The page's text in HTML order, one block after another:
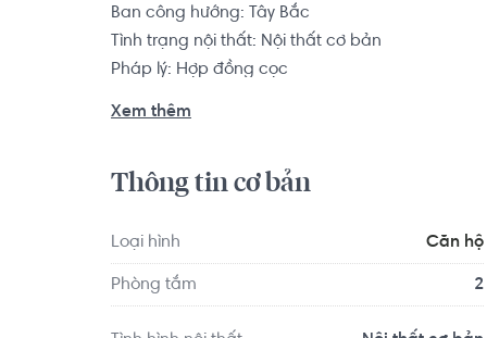
Ban công hướng: Tây Bắc
Tình trạng nội thất: Nội thất cơ bản
Pháp lý: Hợp đồng cọc
phố. Đây là khu vực sầm uất nhất Quận Bình
Centre Point quy tụ hàng loạt phòng giao dịch
bán kính 3km còn tập hợp nhiều địa điểm ăn
cho đến các trung tâm thương mại, khu vui
Moonlight Centre Point Cung cũng là địa điểm
Xem thêm
Thông tin cơ bản
Loại hình Căn hộ
Phòng tắm 2